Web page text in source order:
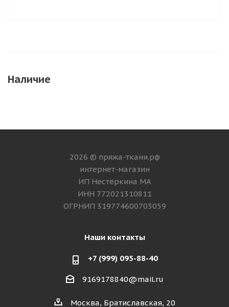
Наличие
2026 © пряжа-ткани.рф
интернет-магазин
ИП Нестёркина МА
ИНН 772021310811
ОГРНИП 319774600703059
Наши контакты
+7 (999) 095-88-40
9169178840@mail.ru
Москва, Братиславская, 20